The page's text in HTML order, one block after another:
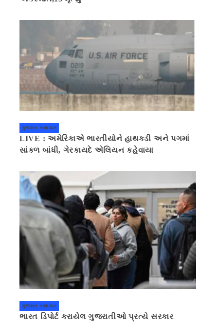
ગુજરાત સમાચાર
LIVE : અમેરિકાએ ભારતીયોને હાથકડી અને પગમાં
સાંકળ બાંધી, ગેરકાયદે એલિયન કહેવાયા
ગુજરાત સમાચાર
ભારત ડિપોર્ટ કરાયેલ ગુજરાતીઓ પ્રત્યે સરકાર